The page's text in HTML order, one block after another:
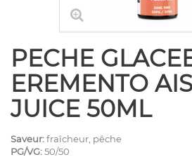
PECHE
EREMENTO
JUICE 50ML
Saveur:fraîcheur, pêche
PG/VG:50/50